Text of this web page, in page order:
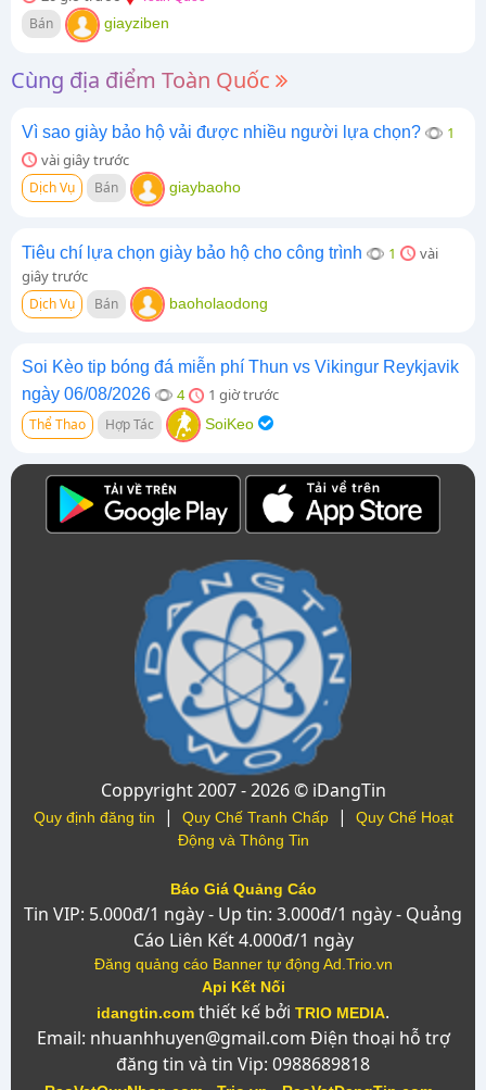
Bán giayziben
Cùng địa điểm Toàn Quốc
Vì sao giày bảo hộ vải được nhiều người lựa chọn?
1
vài giây trước
Dịch Vụ Bán giaybaoho
Tiêu chí lựa chọn giày bảo hộ cho công trình 1
vài
giây trước
Dịch Vụ Bán baoholaodong
Soi Kèo tip bóng đá miễn phí Thun vs Vikingur Reykjavik
ngày 06/08/2026
4 1 giờ trước
Thể Thao Hợp Tác SoiKeo
Coppyright 2007 - 2026 © iDangTin
Quy định đăng tin | Quy Chế Tranh Chấp|
Quy Chế Hoạt
Động và Thông Tin
Báo Giá Quảng Cáo
Tin VIP: 5.000đ/1 ngày - Up tin: 3.000đ/1 ngày - Quảng
Cáo Liên Kết 4.000đ/1 ngày
Đăng quảng cáo Banner tự động Ad.Trio.vn
Api Kết Nối
idangtin.com thiết kế bởi TRIO MEDIA.
Email: nhuanhhuyen@gmail.com Điện thoại hỗ trợ
đăng tin và tin Vip: 0988689818